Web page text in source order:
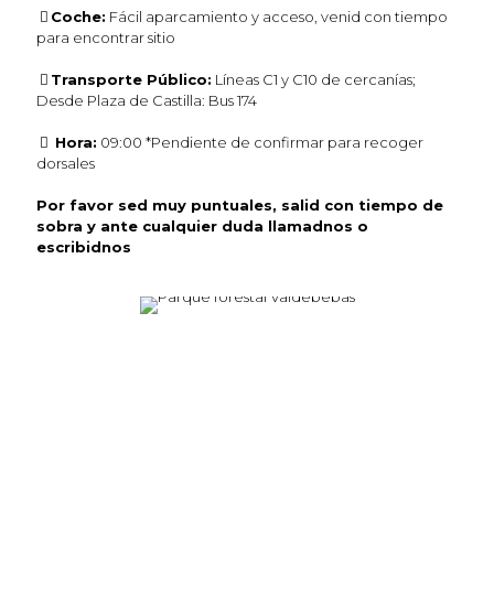
Coche: Fácil aparcamiento y acceso, venid con tiempo
para encontrar sitio
Transporte Público: Líneas C1 y C10 de cercanías;
Desde Plaza de Castilla: Bus 174
Hora: 09:00 *Pendiente de confirmar para recoger
dorsales
Por favor sed muy puntuales, salid con tiempo de
sobra y ante cualquier duda llamadnos o
escribidnos